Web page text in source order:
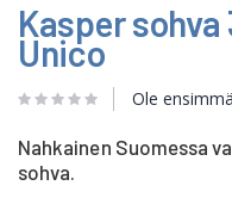
to
the
beginning
the
gallery
Kasper
Unico
Ole
Nahkainen Suomessa
sohva.